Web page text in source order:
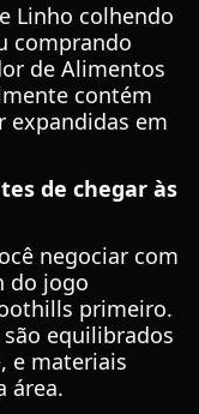
Linho colhendo
comprando
de Alimentos
contém
expandidas em
de chegar às
negociar com
do jogo
primeiro.
equilibrados
e materiais
área.